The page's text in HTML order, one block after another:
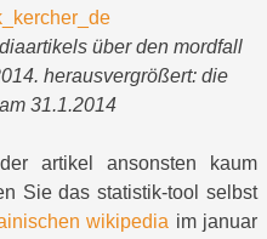
über den mordfall
herausvergrößert: die
31.1.2014
artikel ansonsten kaum
Sie das statistik-tool selbst
wikipedia im januar